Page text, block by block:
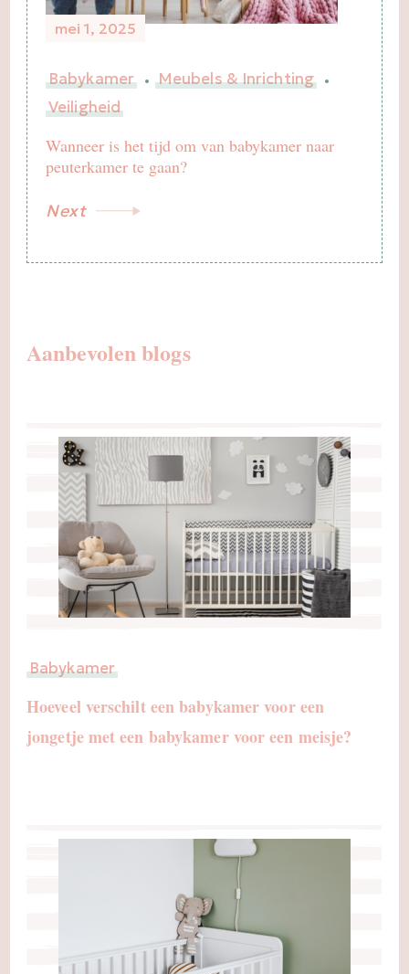
mei 1, 2025
Babykamer
Meubels & Inrichting
Veiligheid
Wanneer is het tijd om van babykamer naar
peuterkamer te gaan?
Next
Aanbevolen blogs
Babykamer
Hoeveel verschilt een babykamer voor een
jongetje met een babykamer voor een meisje?